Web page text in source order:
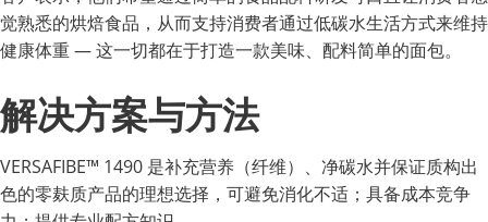
觉熟悉的烘焙食品，从而支持消费者通过低碳水生活方式来维持
健康体重 — 这一切都在于打造一款美味、配料简单的面包。
解决方案与方法
VERSAFIBE™ 1490 是补充营养（纤维）、净碳水并保证质构出
色的零麸质产品的理想选择，可避免消化不适；具备成本竞争